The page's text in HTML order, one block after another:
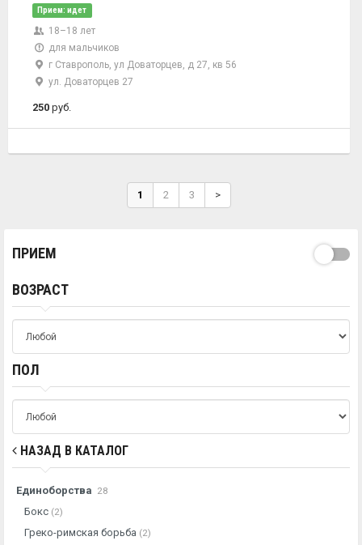
Прием: идет
18–18 лет
для мальчиков
г Ставрополь, ул Доваторцев, д 27, кв 56
ул. Доваторцев 27
250 руб.
1 2 3 >
ПРИЕМ
ВОЗРАСТ
ПОЛ
НАЗАД В КАТАЛОГ
Единоборства 28
Бокс (2)
Греко-римская борьба (2)